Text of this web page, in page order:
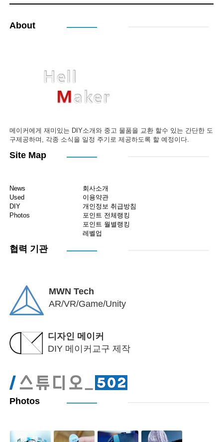
About
메이커에게 재미있는 DIY소개와 중고 물품을 교환 할수 있는 간단한 도
구제공하며, 각종 소식을 일정 주기로 제공하도록 할 예정이다.
Site Map
News
Used
DIY
Photos
회사소개
이용약관
개인정보 취급방침
포인트 전체랭킹
포인트 월별랭킹
레벨업
협력 기관
MWN Tech
AR/VR/Game/Unity
디자인 메이커
DIY 메이커교구 제작
Photos